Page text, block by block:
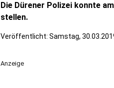
Die Dürener Polizei konnte
stellen.
Veröffentlicht: Samstag,
Anzeige